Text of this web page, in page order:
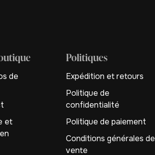
de
et
Politiques
Expédition et retours
Politique de
confidentialité
Politique de paiement
Conditions générales de
vente